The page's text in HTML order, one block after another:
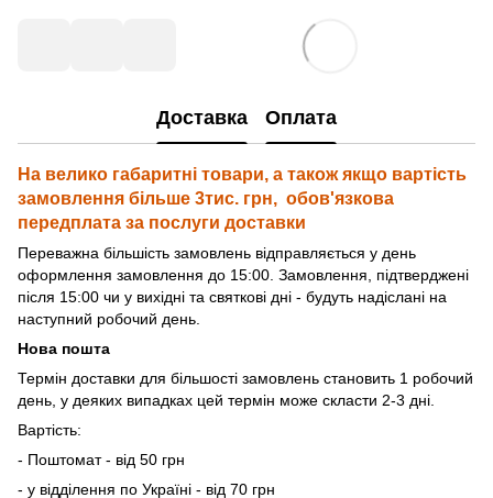
Доставка Оплата
На велико габаритні товари, а також якщо вартість
замовлення більше 3тис. грн, обов'язкова
передплата за послуги доставки
Переважна більшість замовлень відправляється у день
оформлення замовлення до 15:00. Замовлення, підтверджені
після 15:00 чи у вихідні та святкові дні - будуть надіслані на
наступний робочий день.
Нова пошта
Термін доставки для більшості замовлень становить 1 робочий
день, у деяких випадках цей термін може скласти 2-3 дні.
Вартість:
- Поштомат - від 50 грн
- у відділення по Україні - від 70 грн